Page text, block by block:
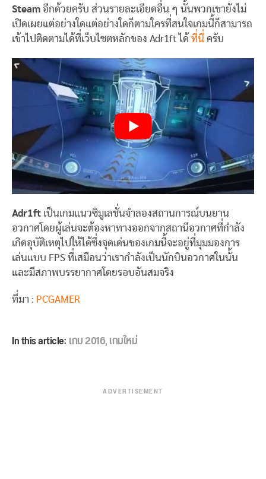
Steam อีกด้วยครับ ส่วนรายละเอียดอื่น ๆ นั้นพวกเขายังไม่
เปิดเผยแต่อย่างใดแต่อย่างใดก็ตามใครที่สนใจเกมนี้ก็สามารถ
เข้าไปติดตามได้ที่เว็บไซตหลักของ Adr1ft ได้ ที่นี่ ครับ
Adr1ft เป็นเกมแนวซิมูเลชั่นจำลองสถานการณ์บนยาน
อวกาศโดยผู้เล่นจะต้องหาทางออกจากสถานีอวกาศที่กำลัง
เกิดอุบัติเหตุไปให้ได้ซึ่งจุดเด่นของเกมนี้จะอยู่ที่มุมมองการ
เล่นแบบ FPS ที่เสมือนว่าเรากำลังเป็นนักบินอวกาศในนั้น
และมีสภาพบรรยากาศโดยรอบอันสมจริง
ที่มา : PCGAMER
In this article:เกม 2016,เกมใหม่
ADVERTISEMENT